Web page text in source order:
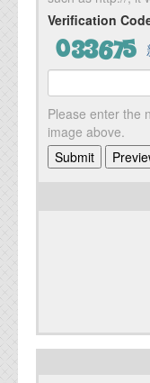
Verification
Please enter the
image above.